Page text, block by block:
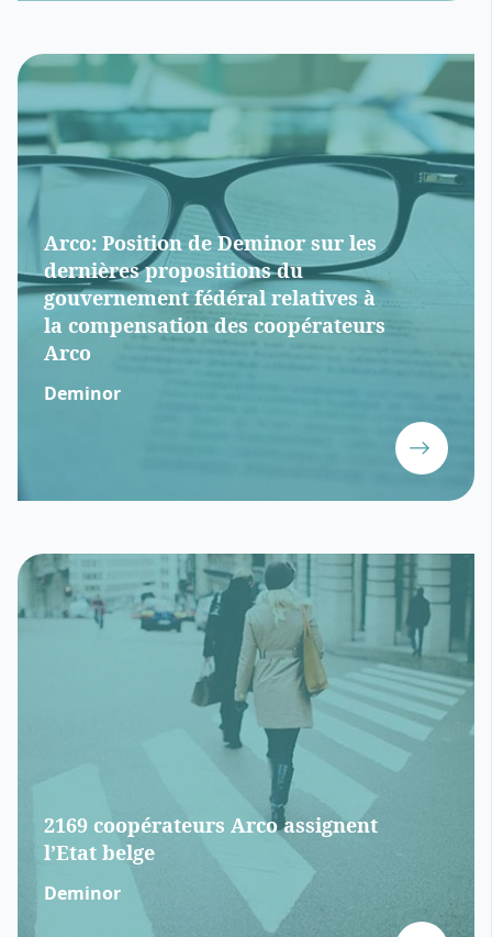
Arco: Position de Deminor sur les
dernières propositions du
gouvernement fédéral relatives à
la compensation des coopérateurs
Arco
Deminor
2169 coopérateurs Arco assignent
l’Etat belge
Deminor